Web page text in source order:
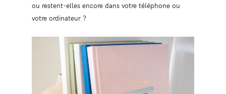
ou restent-elles encore dans votre téléphone ou
votre ordinateur ?